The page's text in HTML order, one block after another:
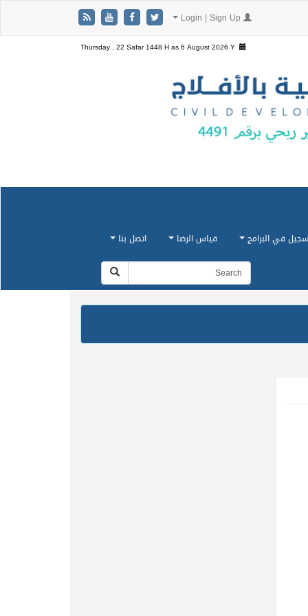
Thursday , 22 Safar 1448 H as6 August 2026 Y
في البرامج قياس الرضا اتصل بنا